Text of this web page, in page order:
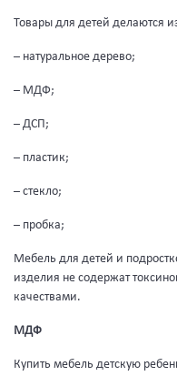
Товары для детей делаются
– натуральное дерево;
– МДФ;
– ДСП;
– пластик;
– стекло;
– пробка;
Мебель для детей и
изделия не содержат
качествами.
МДФ
Купить мебель детскую